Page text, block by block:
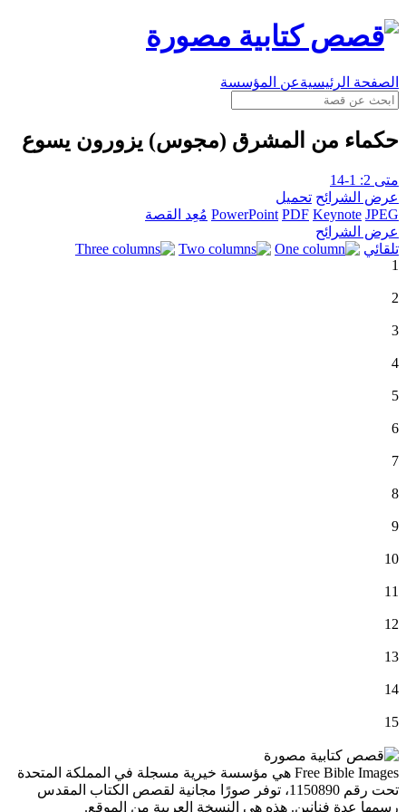
الصفحة الرئيسيةعن المؤسسة
حكماء من المشرق (مجوس) يزورون يسوع
متى 2: 1-14
عرض الشرائح تحميل
PowerPoint PDF Keynote JPEG
مُعِد القصة
عرض الشرائح
تلقائي
1
2
3
4
5
6
7
8
9
10
11
12
13
14
15
Free Bible Images هي مؤسسة خيرية مسجلة في المملكة المتحدة
تحت رقم 1150890، توفر صورًا مجانية لقصص الكتاب المقدس
رسمها عدة فنانين. هذه هي النسخة العربية من الموقع.